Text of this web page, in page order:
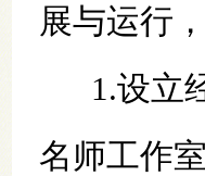
展与运行
1.设立
名师工作